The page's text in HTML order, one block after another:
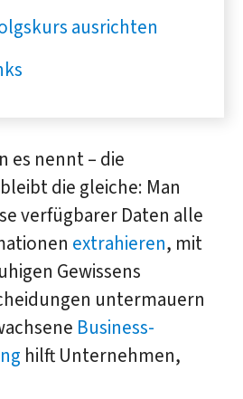
ausrichten
es nennt – die
die gleiche: Man
verfügbarer Daten alle
extrahieren, mit
Gewissens
untermauern
Business-
hilft Unternehmen,